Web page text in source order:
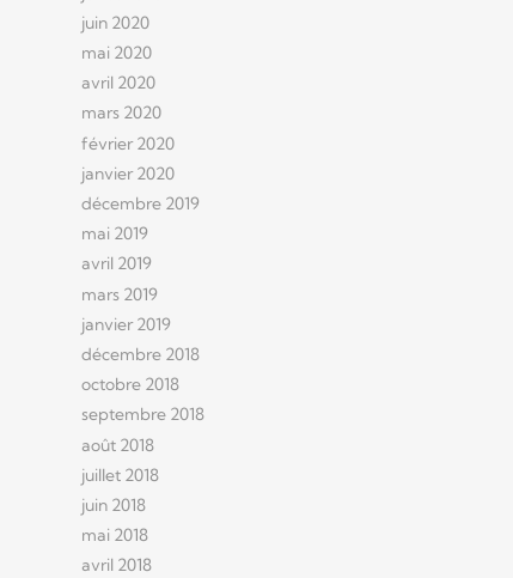
juin 2020
mai 2020
avril 2020
mars 2020
février 2020
janvier 2020
décembre 2019
mai 2019
avril 2019
mars 2019
janvier 2019
décembre 2018
octobre 2018
septembre 2018
août 2018
juillet 2018
juin 2018
mai 2018
avril 2018